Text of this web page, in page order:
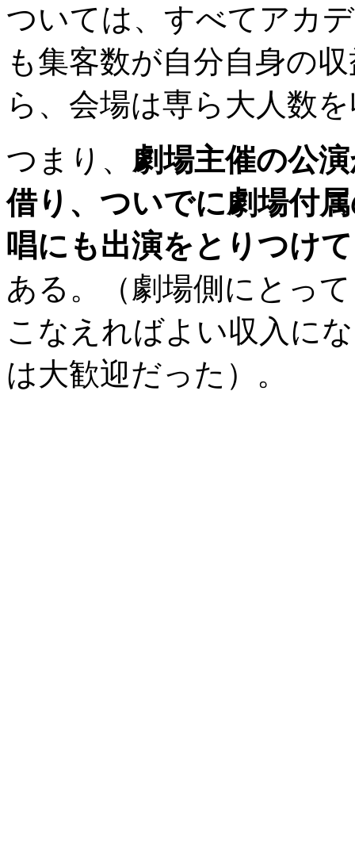
ついては、すべてアカ
も集客数が自分自身の
ら、会場は専ら大人数
つまり、 劇場主催の公
借り、ついでに劇場付
唱にも出演をとりつけ
ある。（劇場側にとっ
こなえればよい収入に
は大歓迎だった）。